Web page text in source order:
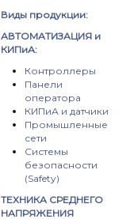
Виды продукции:
АВТОМАТИЗАЦИЯ и
КИПиА:
Контроллеры
Панели
оператора
КИПиА и датчики
Промышленные
сети
Системы
безопасности
(Safety)
ТЕХНИКА СРЕДНЕГО
НАПРЯЖЕНИЯ